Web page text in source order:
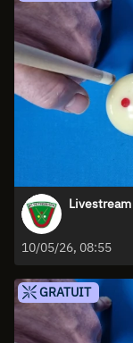
10/05/26, 08:55
GRATUIT